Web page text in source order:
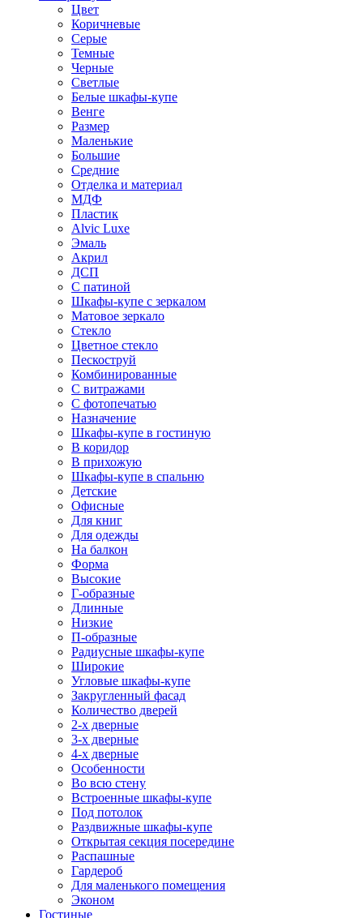
Цвет
Коричневые
Серые
Темные
Черные
Светлые
Белые шкафы-купе
Венге
Размер
Маленькие
Большие
Средние
Отделка и материал
МДФ
Пластик
Alvic Luxe
Эмаль
Акрил
ДСП
С патиной
Шкафы-купе с зеркалом
Матовое зеркало
Стекло
Цветное стекло
Пескоструй
Комбинированные
С витражами
С фотопечатью
Назначение
Шкафы-купе в гостиную
В коридор
В прихожую
Шкафы-купе в спальню
Детские
Офисные
Для книг
Для одежды
На балкон
Форма
Высокие
Г-образные
Длинные
Низкие
П-образные
Радиусные шкафы-купе
Широкие
Угловые шкафы-купе
Закругленный фасад
Количество дверей
2-х дверные
3-х дверные
4-х дверные
Особенности
Во всю стену
Встроенные шкафы-купе
Под потолок
Раздвижные шкафы-купе
Открытая секция посередине
Распашные
Гардероб
Для маленького помещения
Эконом
Гостиные